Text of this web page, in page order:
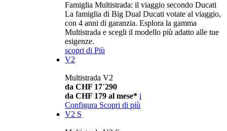
Famiglia Multistrada: il viaggio secondo Ducati
La famiglia di Big Dual Ducati votate al viaggio,
con 4 anni di garanzia. Esplora la gamma
Multistrada e scegli il modello più adatto alle tue
esigenze.
scopri di Più
V2
Multistrada V2
da CHF 17´290
da CHF 179 al mese* i
Configura Scopri di più
V2 S